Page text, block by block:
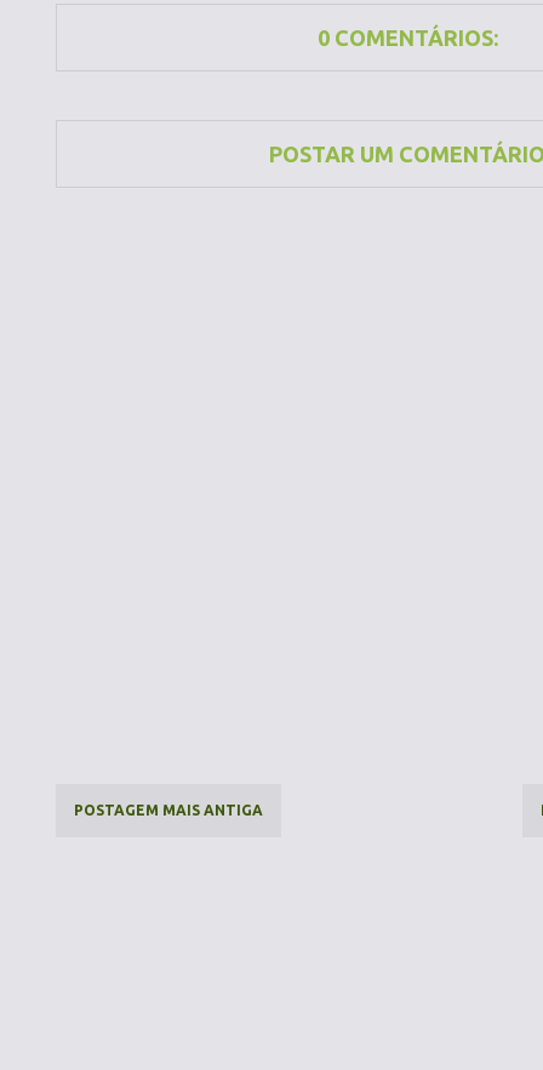
0 COMENTÁRIOS:
POSTAR UM
POSTAGEM MAIS ANTIGA